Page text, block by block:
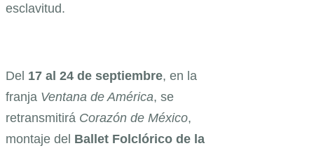
esclavitud.
Del 17 al 24 de septiembre, en la
franja Ventana de América, se
retransmitirá Corazón de México,
montaje del Ballet Folclórico de la